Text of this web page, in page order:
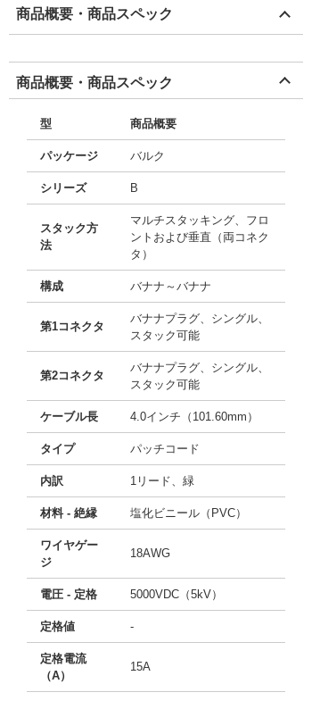
商品概要・商品スペック
商品概要・商品スペック
型 商品概要
パッケージ バルク
シリーズ B
スタック方
法
マルチスタッキング、フロ
ントおよび垂直（両コネク
タ）
構成 バナナ～バナナ
第1コネクタ
バナナプラグ、シングル、
スタック可能
第2コネクタ
バナナプラグ、シングル、
スタック可能
ケーブル長 4.0インチ（101.60mm）
タイプ パッチコード
内訳 1リード、緑
材料 - 絶縁 塩化ビニール（PVC）
ワイヤゲー
ジ
18AWG
電圧 - 定格 5000VDC（5kV）
定格値 -
定格電流
（A）
15A